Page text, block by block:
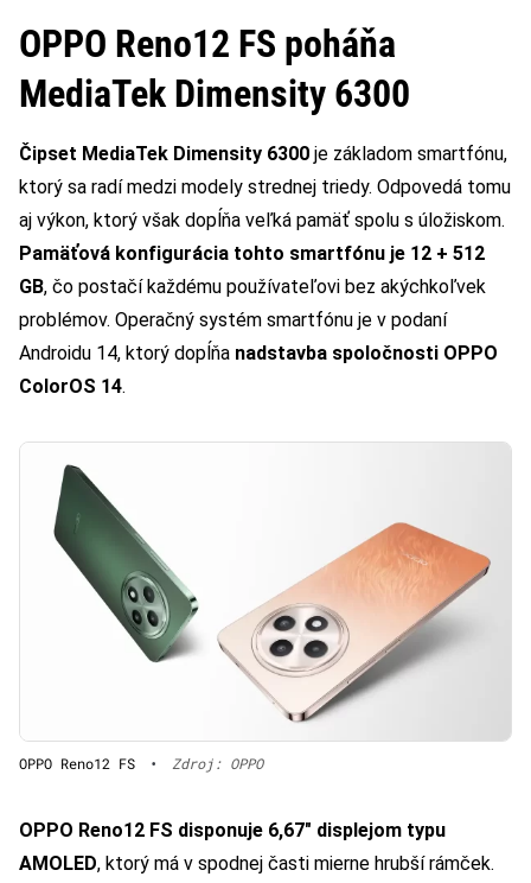
OPPO Reno12 FS poháňa
MediaTek Dimensity 6300
Čipset MediaTek Dimensity 6300 je základom smartfónu,
ktorý sa radí medzi modely strednej triedy. Odpovedá tomu
aj výkon, ktorý však dopĺňa veľká pamäť spolu s úložiskom.
Pamäťová konfigurácia tohto smartfónu je 12 + 512
GB, čo postačí každému používateľovi bez akýchkoľvek
problémov. Operačný systém smartfónu je v podaní
Androidu 14, ktorý dopĺňa nadstavba spoločnosti OPPO
ColorOS 14.
OPPO Reno12 FS • Zdroj: OPPO
OPPO Reno12 FS disponuje 6,67″ displejom typu
AMOLED, ktorý má v spodnej časti mierne hrubší rámček.